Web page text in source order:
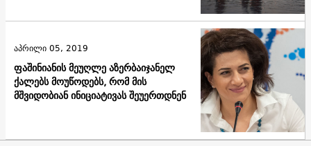
ფაშინიანის მეუღლე აზერბაიჯანელ
ქალებს მოუწოდებს, რომ მის
მშვიდობიან ინიციატივას შეუერთდნენ
აპრილი 05, 2019